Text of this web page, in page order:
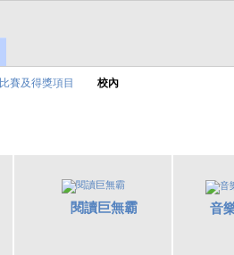
比賽及得獎項目 校內
閱讀巨無霸 音